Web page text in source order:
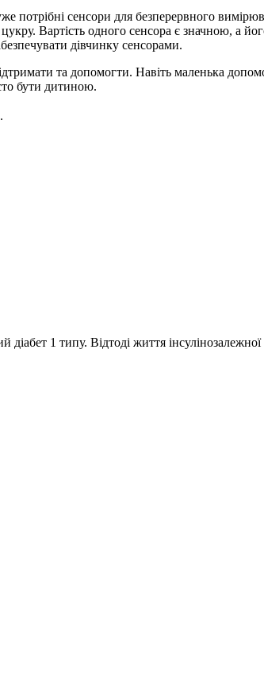
потрібні сенсори для безперервного
Вартість одного сенсора є значною, а
дівчинку сенсорами.
та допомогти. Навіть маленька
бути дитиною.
1 типу. Відтоді життя